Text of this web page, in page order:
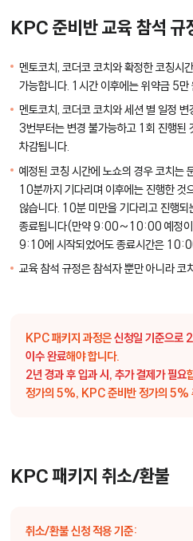
KPC 준비반 교육 참석 규
멘토코치, 코더코 코치와 확정한 코칭시
가능합니다. 1시간 이후에는 위약금 5만
멘토코치, 코더코 코치와 세션 별 일정
3번부터는 변경 불가능하고 1회 진행된
차감됩니다.
예정된 코칭 시간에 노쇼의 경우 코치는
10분까지 기다리며 이후에는 진행한 것
않습니다. 10분 미만을 기다리고 진행되
종료됩니다(만약 9:00~10:00 예정이
9:10에 시작되었어도 종료시간은
교육 참석 규정은 참석자 뿐만 아니라 코
KPC 패키지 과정은신청일 기준으로
이수 완료해야 합니다.
2년 경과 후 입과 시, 추가 결제가 필요
정가의 5%, KPC 준비반 정가의 5%
KPC 패키지 취소/환불
취소/환불 신청 적용 기준: